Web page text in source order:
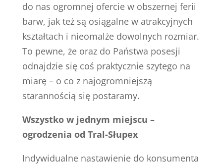
do nas ogromnej ofercie w obszernej ferii
barw, jak też są osiągalne w atrakcyjnych
kształtach i nieomalże dowolnych rozmiar.
To pewne, że oraz do Państwa posesji
odnajdzie się coś praktycznie szytego na
miarę – o co z najogromniejszą
starannością się postaramy.
Wszystko w jednym miejscu –
ogrodzenia od Tral-Słupex
Indywidualne nastawienie do konsumenta